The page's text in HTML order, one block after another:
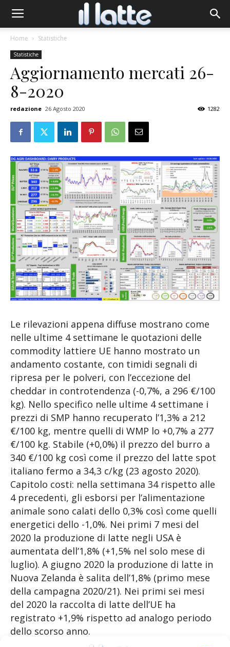
Home Statistiche
Statistiche
Aggiornamento mercati 26-
8-2020
redazione 26 Agosto 2020 1282
Le rilevazioni appena diffuse mostrano come
nelle ultime 4 settimane le quotazioni delle
commodity lattiere UE hanno mostrato un
andamento costante, con timidi segnali di
ripresa per le polveri, con l’eccezione del
cheddar in controtendenza (-0,7%, a 296 €/100
kg). Nello specifico nelle ultime 4 settimane i
prezzi di SMP hanno recuperato l’1,3% a 212
€/100 kg, mentre quelli di WMP lo +0,7% a 277
€/100 kg. Stabile (+0,0%) il prezzo del burro a
340 €/100 kg così come il prezzo del latte spot
italiano fermo a 34,3 c/kg (23 agosto 2020).
Capitolo costi: nella settimana 34 rispetto alle
4 precedenti, gli esborsi per l’alimentazione
animale sono calati dello 0,3% così come quelli
energetici dello -1,0%. Nei primi 7 mesi del
2020 la produzione di latte negli USA è
aumentata dell’1,8% (+1,5% nel solo mese di
luglio). A giugno 2020 la produzione di latte in
Nuova Zelanda è salita dell’1,8% (primo mese
della campagna 2020/21). Nei primi sei mesi
del 2020 la raccolta di latte dell’UE ha
registrato +1,9% rispetto ad analogo periodo
dello scorso anno.